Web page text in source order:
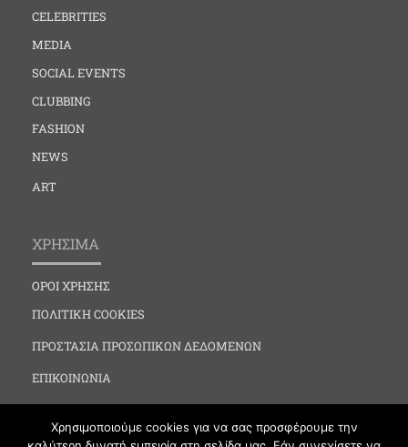
CELEBRITIES
MEDIA
SOCIAL EVENTS
CLUBBING
FASHION
NEWS
ART
ΧΡΗΣΙΜΑ
ΟΡΟΙ ΧΡΗΣΗΣ
ΠΟΛΙΤΙΚΗ COOKIES
ΠΡΟΣΤΑΣΙΑ ΠΡΟΣΩΠΙΚΩΝ ΔΕΔΟΜΕΝΩΝ
ΕΠΙΚΟΙΝΩΝΙΑ
Χρησιμοποιούμε cookies για να σας προσφέρουμε την